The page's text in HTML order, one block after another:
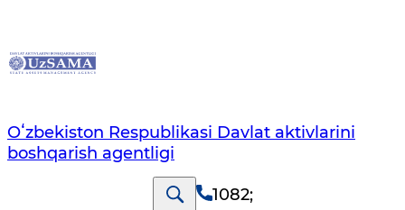
Oʻzbekiston Respublikasi Davlat aktivlarini
boshqarish agentligi
1082;